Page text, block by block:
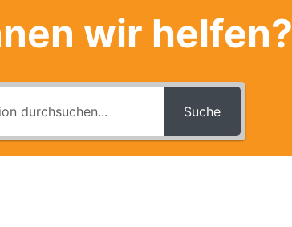
wir helfen?
Suche